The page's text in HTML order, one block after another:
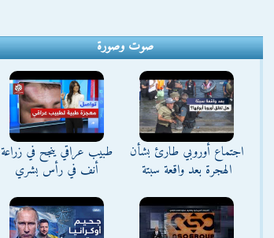
صوت وصورة
اجتماع أوروبي طارئ بشأن
الهجرة بعد واقعة سبتة
طبيب عراقي ينجح في زراعة
أنف في رأس بشري